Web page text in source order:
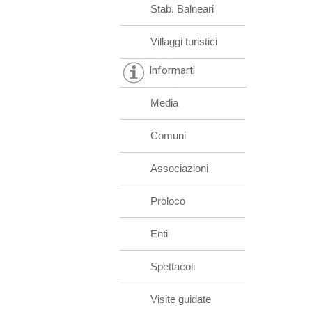
Stab. Balneari
Villaggi turistici
Informarti
Media
Comuni
Associazioni
Proloco
Enti
Spettacoli
Visite guidate